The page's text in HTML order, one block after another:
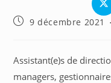
Publication
9 décembre 2021
Assistant(e)s de
managers,